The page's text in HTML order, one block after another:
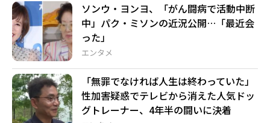
エンタメ
ソンウ・ヨンヨ、「がん闘病で活動中断
中」パク・ミソンの近況公開…「最近会
った」
「無罪でなければ人生は終わっていた」
性加害疑惑でテレビから消えた人気ドッ
グトレーナー、4年半の闘いに決着